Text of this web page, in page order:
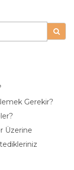
Gerekir?
Üzerine